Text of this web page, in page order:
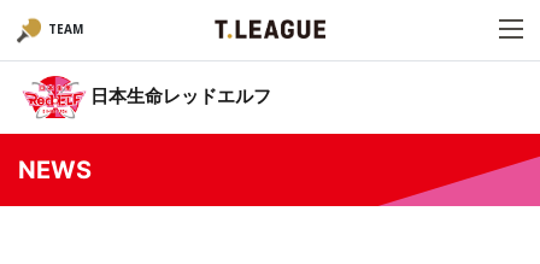
TEAM
日本生命レッドエルフ
NEWS